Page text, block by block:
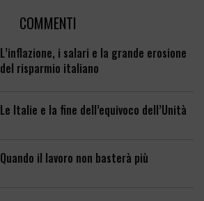
COMMENTI
L’inflazione, i salari e la grande erosione
del risparmio italiano
Le Italie e la fine dell’equivoco dell’Unità
Quando il lavoro non basterà più